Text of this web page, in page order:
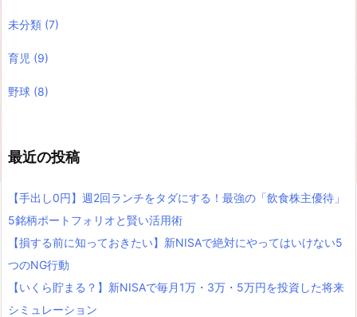
未分類 (7)
育児 (9)
野球 (8)
最近の投稿
【手出し0円】週2回ランチをタダにする！最強の「飲食株主優待」
5銘柄ポートフォリオと賢い活用術
【損する前に知っておきたい】新NISAで絶対にやってはいけない5
つのNG行動
【いくら貯まる？】新NISAで毎月1万・3万・5万円を投資した将来
シミュレーション